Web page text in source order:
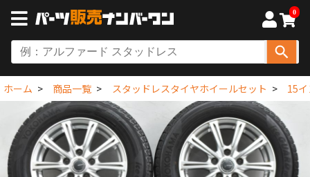
0
ホーム 商品一覧 スタッドレスタイヤホイールセット 15